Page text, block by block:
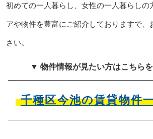
初めての一人暮らし、女性の一人暮らしの
アや物件を豊富にご紹介しておりますで、
さい。
▼ 物件情報が見たい方はこちら
千種区今池の賃貸物件